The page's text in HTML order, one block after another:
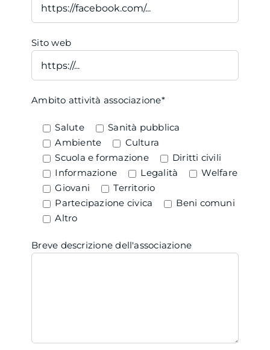
Sito web
Ambito attività associazione*
Salute
Sanità pubblica
Ambiente
Cultura
Scuola e formazione
Diritti civili
Informazione
Legalità
Welfare
Giovani
Territorio
Partecipazione civica
Beni comuni
Altro
Breve descrizione dell'associazione